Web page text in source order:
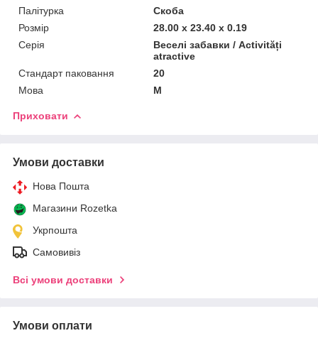
Палітурка
Скоба
Розмір
28.00 x 23.40 x 0.19
Серія
Веселі забавки / Activități
atractive
Стандарт паковання
20
Мова
М
Приховати
Умови доставки
Нова Пошта
Магазини Rozetka
Укрпошта
Самовивіз
Всі умови доставки
Умови оплати